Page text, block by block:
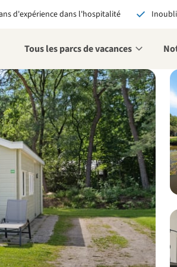
d'expérience dans l'hospitalité
Tous les parcs de vacances